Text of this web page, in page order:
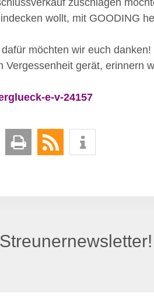
wollt, mit GOODING
möchten wir euch danken!
Vergessenheit gerät, erinnern
e-v-24157